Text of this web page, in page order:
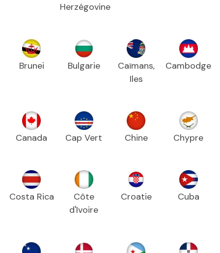
Herzégovine
Brunei Bulgarie
Caïmans,
Iles
Cambodge
Canada Cap Vert Chine Chypre
Costa Rica
Côte
d'Ivoire
Croatie Cuba